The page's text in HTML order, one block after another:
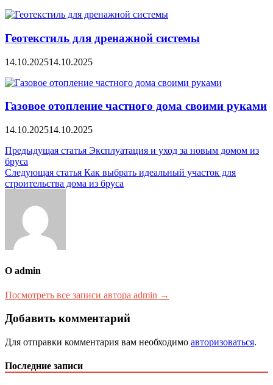
Геотекстиль для дренажной системы
14.10.202514.10.2025
Газовое отопление частного дома своими руками
14.10.202514.10.2025
Навигация
по
записям
Предыдущая статья Эксплуатация и уход за новым домом из
бруса
Следующая статья Как выбрать идеальный участок для
строительства дома из бруса
О admin
Посмотреть все записи автора admin →
Добавить комментарий
Для отправки комментария вам необходимо авторизоваться.
Последние записи